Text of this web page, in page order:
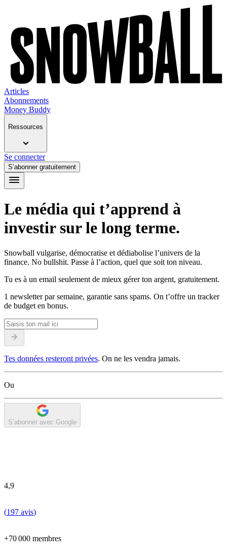
Articles
Abonnements
Money Buddy
Ressources
Se connecter
S’abonner gratuitement
Le média qui t’apprend à
investir sur le long terme.
Snowball vulgarise, démocratise et dédiabolise l’univers de la
finance. No bullshit. Passe à l’action, quel que soit ton niveau.
Tu es à un email seulement de mieux gérer ton argent, gratuitement.
1 newsletter par semaine, garantie sans spams. On t’offre un tracker
de budget en bonus.
Tes données resteront privées. On ne les vendra jamais.
Ou
S’abonner avec Google
4,9
(197 avis)
+70 000 membres